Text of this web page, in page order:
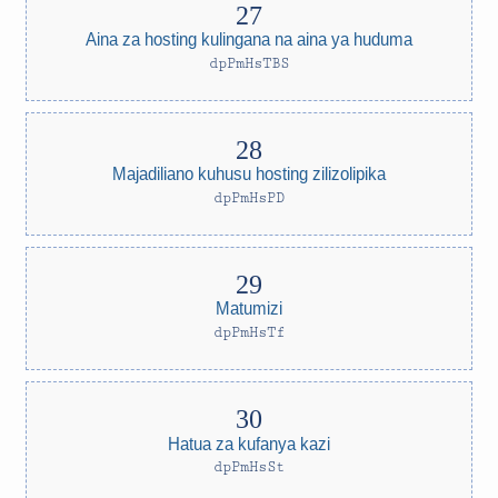
Aina za hosting kulingana na aina ya huduma
dpPmHsTBS
Majadiliano kuhusu hosting zilizolipika
dpPmHsPD
Matumizi
dpPmHsTf
Hatua za kufanya kazi
dpPmHsSt